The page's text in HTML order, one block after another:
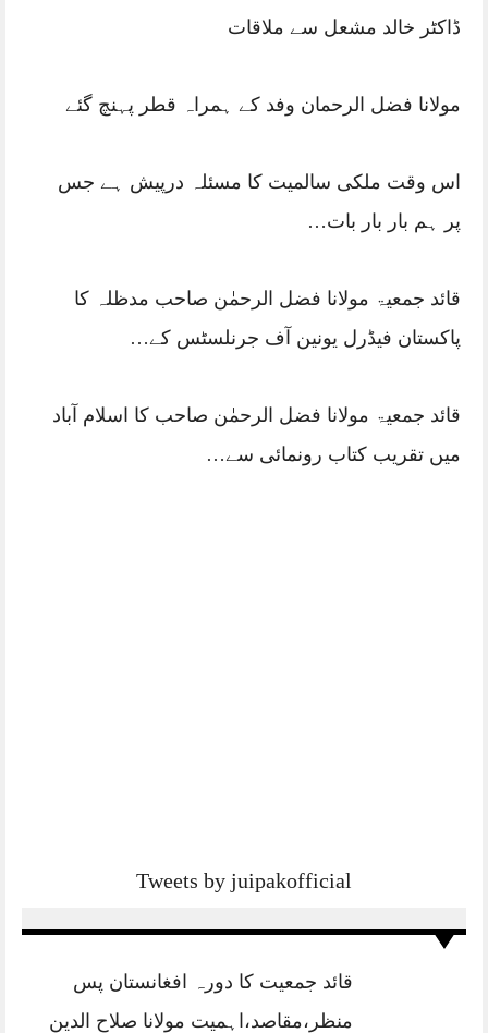
ڈاکٹر خالد مشعل سے ملاقات
مولانا فضل الرحمان وفد کے ہمراہ قطر پہنچ گئے
اس وقت ملکی سالمیت کا مسئلہ درپیش ہے جس
پر ہم بار بار بات…
قائد جمعیۃ مولانا فضل الرحمٰن صاحب مدظلہ کا
پاکستان فیڈرل یونین آف جرنلسٹس کے…
قائد جمعیۃ مولانا فضل الرحمٰن صاحب کا اسلام آباد
میں تقریب کتاب رونمائی سے…
Tweets by juipakofficial
قائد جمعیت کا دورہ افغانستان پس
منظر،مقاصد،اہمیت مولانا صلاح الدین